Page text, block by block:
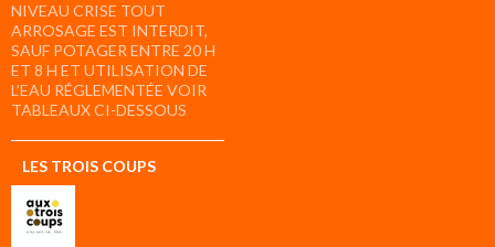
NIVEAU CRISE TOUT
ARROSAGE EST INTERDIT,
SAUF POTAGER ENTRE 20 H
ET 8 H ET UTILISATION DE
L’EAU RÉGLEMENTÉE VOIR
TABLEAUX CI-DESSOUS
LES TROIS COUPS